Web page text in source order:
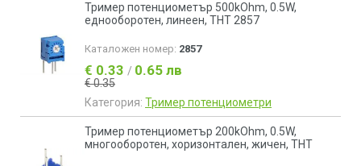
Тример потенциометър 500kOhm, 0.5W,
еднооборотен, линеен, THT 2857
Каталожен номер: 2857
€ 0.33 / 0.65 лв
€ 0.35
Категория: Тример потенциометри
Тример потенциометър 200kOhm, 0.5W,
многообoротен, хоризонтален, жичен, THT